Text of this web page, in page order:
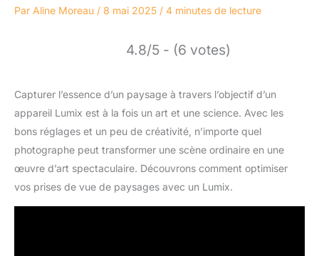
Par Aline Moreau / 8 mai 2025 / 4 minutes de lecture
4.8/5 - (6 votes)
Capturer l’essence d’un paysage à travers l’objectif d’un
appareil Lumix est à la fois un art et une science. Avec les
bons réglages et un peu de créativité, n’importe quel
photographe peut transformer une scène ordinaire en une
œuvre d’art spectaculaire. Découvrons comment optimiser
vos prises de vue de paysages avec un Lumix.